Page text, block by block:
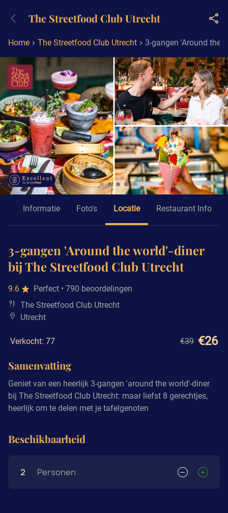
Bereikbaar tot 23:00 uur
Home The Streetfood Club Utrecht 3-gangen 'Around the
The Streetfood Club Utrecht
Informatie Foto's Locatie Restaurant Info
3-gangen 'Around the world'-diner
bij The Streetfood Club Utrecht
9.6 Perfect • 790 beoordelingen
The Streetfood Club Utrecht
Utrecht
Verkocht: 77 €39 €26
Samenvatting
Geniet van een heerlijk 3-gangen 'around the world'-diner
bij The Streetfood Club Utrecht: maar liefst 8 gerechtjes,
heerlijk om te delen met je tafelgenoten
Beschikbaarheid
2 Personen